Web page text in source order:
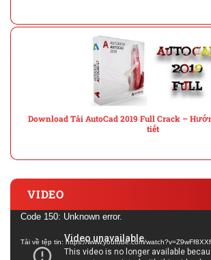
Download Tải AutoCad 2019 Full Crack –
tiết
VIDEO
Trình
Video
Code 150: Unknown error.
Tải về tệp tin: https://www.youtube.com/